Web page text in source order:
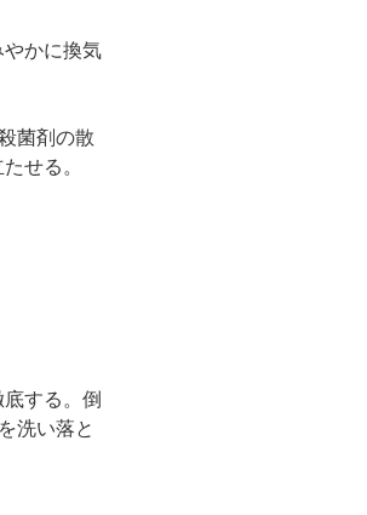
やかに換気
菌剤の散
せる。
する。倒
洗い落と